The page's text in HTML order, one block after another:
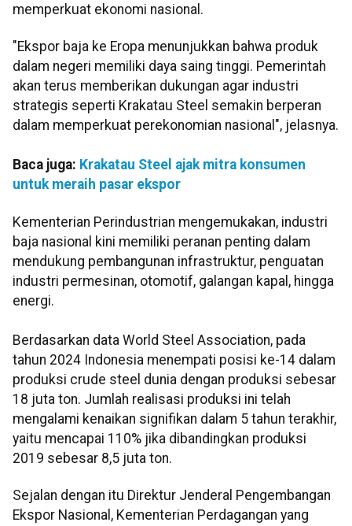
memperkuat ekonomi nasional.
"Ekspor baja ke Eropa menunjukkan bahwa produk
dalam negeri memiliki daya saing tinggi. Pemerintah
akan terus memberikan dukungan agar industri
strategis seperti Krakatau Steel semakin berperan
dalam memperkuat perekonomian nasional", jelasnya.
Baca juga: Krakatau Steel ajak mitra konsumen
untuk meraih pasar ekspor
Kementerian Perindustrian mengemukakan, industri
baja nasional kini memiliki peranan penting dalam
mendukung pembangunan infrastruktur, penguatan
industri permesinan, otomotif, galangan kapal, hingga
energi.
Berdasarkan data World Steel Association, pada
tahun 2024 Indonesia menempati posisi ke-14 dalam
produksi crude steel dunia dengan produksi sebesar
18 juta ton. Jumlah realisasi produksi ini telah
mengalami kenaikan signifikan dalam 5 tahun terakhir,
yaitu mencapai 110% jika dibandingkan produksi
2019 sebesar 8,5 juta ton.
Sejalan dengan itu Direktur Jenderal Pengembangan
Ekspor Nasional, Kementerian Perdagangan yang